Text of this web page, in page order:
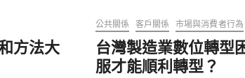
中
脫
穎
而
出？
未
來
如
何
因
方法大
公共關係 客戶關係 市場與消費者行為
台灣製造業數位轉型
服才能順利轉型？